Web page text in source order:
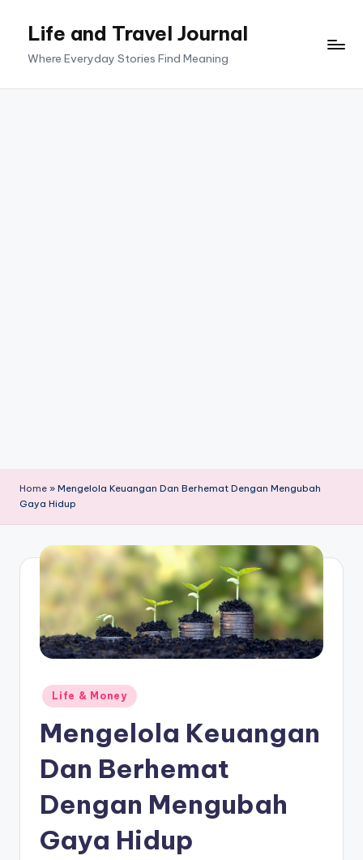
Life and Travel Journal
Where Everyday Stories Find Meaning
Home » Mengelola Keuangan Dan Berhemat Dengan Mengubah
Gaya Hidup
Posted
in
Life & Money
Mengelola Keuangan
Dan Berhemat
Dengan Mengubah
Gaya Hidup